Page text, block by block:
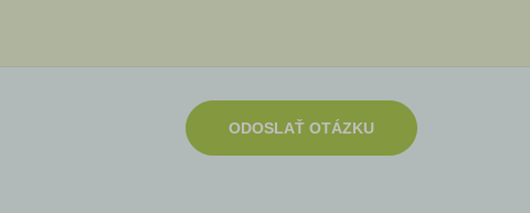
ODOSLAŤ OTÁZKU